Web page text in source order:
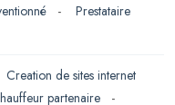
- Prestataire
Creation de sites internet
partenaire
-